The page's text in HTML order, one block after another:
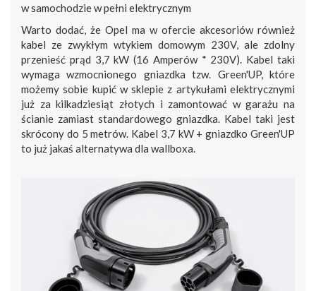
w samochodzie w pełni elektrycznym
Warto dodać, że Opel ma w ofercie akcesoriów również
kabel ze zwykłym wtykiem domowym 230V, ale zdolny
przenieść prąd 3,7 kW (16 Amperów * 230V). Kabel taki
wymaga wzmocnionego gniazdka tzw. Green'UP, które
możemy sobie kupić w sklepie z artykułami elektrycznymi
już za kilkadziesiąt złotych i zamontować w garażu na
ścianie zamiast standardowego gniazdka. Kabel taki jest
skrócony do 5 metrów. Kabel 3,7 kW + gniazdko Green'UP
to już jakaś alternatywa dla wallboxa.